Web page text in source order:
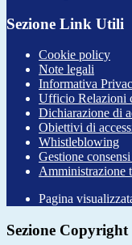
Sezione Link Utili
Cookie policy
Note legali
Informativa
Ufficio Relazioni
Dichiarazione di
Obiettivi di
Whistleblowing
Gestione
Amministrazione
Pagina
Sezione Copyright